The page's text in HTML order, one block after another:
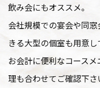
飲み会にもオススメ。
会社規模での宴会や同
きる大型の個室も用意し
お会計に便利なコースメ
理も合わせてご確認下さ